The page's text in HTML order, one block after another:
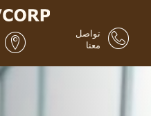
تواصل
معنا